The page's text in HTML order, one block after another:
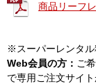
商品リーフ
※スーパーレンタ
Web会員の方： ご
で専用ご注文サイ